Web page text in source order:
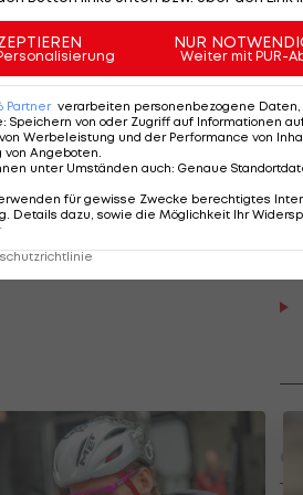
NUR
Weiter mit PUR-
Partner verarbeiten personenbezogene
: Speichern von oder Zugriff auf Informationen
Werbeleistung und der Performance von
von Angeboten
unter Umständen auch: Genaue
für gewisse Zwecke berechtigtes
Details dazu, sowie die Möglichkeit Ihr